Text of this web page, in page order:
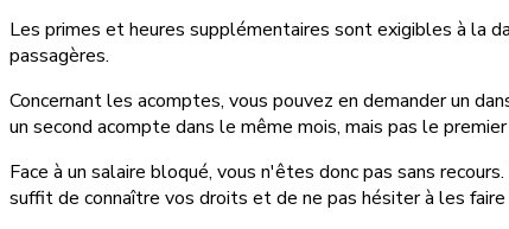
Les primes et heures supplémentaires sont exigibles à la
passagères.
Concernant les acomptes, vous pouvez en demander un
un second acompte dans le même mois, mais pas le
Face à un salaire bloqué, vous n'êtes donc pas sans
suffit de connaître vos droits et de ne pas hésiter à les faire